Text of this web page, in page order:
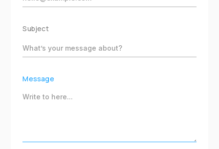
Subject
Message